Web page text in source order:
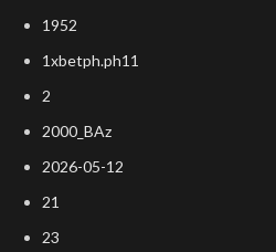
1952
1xbetph.ph11
2
2000_BAz
2026-05-12
21
23